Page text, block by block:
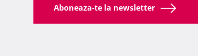
Aboneaza-te la newsletter